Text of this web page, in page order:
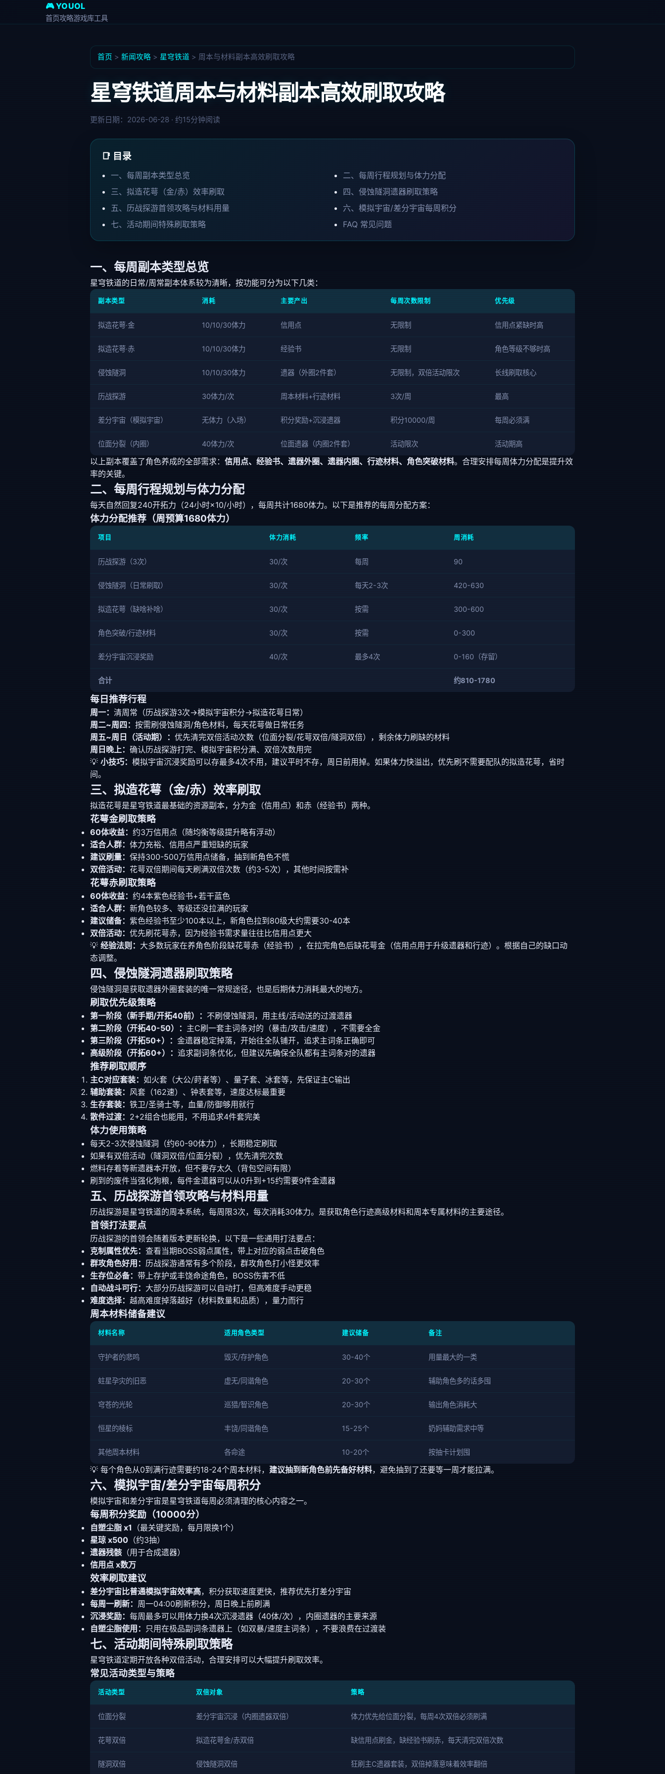
🎮 YOUOL
首页攻略游戏库工具
首页 > 新闻攻略 > 星穹铁道 > 周本与材料副本高效刷取攻略
星穹铁道周本与材料副本高效刷取攻略
更新日期：2026-06-28 · 约15分钟阅读
📑 目录
一、每周副本类型总览
二、每周行程规划与体力分配
三、拟造花萼（金/赤）效率刷取
四、侵蚀隧洞遗器刷取策略
五、历战探游首领攻略与材料用量
六、模拟宇宙/差分宇宙每周积分
七、活动期间特殊刷取策略
FAQ 常见问题
一、每周副本类型总览
星穹铁道的日常/周常副本体系较为清晰，按功能可分为以下几类：
副本类型 消耗 主要产出 每周次数限制 优先级
拟造花萼·金 10/10/30体力 信用点 无限制 信用点紧缺时高
拟造花萼·赤 10/10/30体力 经验书 无限制 角色等级不够时高
侵蚀隧洞 10/10/30体力 遗器（外圈2件套） 无限制，双倍活动限次 长线刷取核心
历战探游 30体力/次 周本材料+行迹材料 3次/周 最高
差分宇宙（模拟宇宙） 无体力（入场） 积分奖励+沉浸遗器 积分10000/周 每周必须满
位面分裂（内圈） 40体力/次 位面遗器（内圈2件套） 活动限次 活动期高
以上副本覆盖了角色养成的全部需求： 信用点、经验书、遗器外圈、遗器内圈、行迹材料、角色突破材料。合理安排每周体力分配是提升效
率的关键。
二、每周行程规划与体力分配
每天自然回复240开拓力（24小时×10/小时），每周共计1680体力。以下是推荐的每周分配方案：
体力分配推荐（周预算1680体力）
项目 体力消耗 频率 周消耗
历战探游（3次） 30/次 每周 90
侵蚀隧洞（日常刷取） 30/次 每天2-3次 420-630
拟造花萼（缺啥补啥） 30/次 按需 300-600
角色突破/行迹材料 30/次 按需 0-300
差分宇宙沉浸奖励 40/次 最多4次 0-160（存留）
合计 约810-1780
每日推荐行程
周一： 清周常（历战探游3次→模拟宇宙积分→拟造花萼日常）
周二~周四： 按需刷侵蚀隧洞/角色材料，每天花萼做日常任务
周五~周日（活动期）： 优先清完双倍活动次数（位面分裂/花萼双倍/隧洞双倍），剩余体力刷缺的材料
周日晚上： 确认历战探游打完、模拟宇宙积分满、双倍次数用完
💡 小技巧： 模拟宇宙沉浸奖励可以存最多4次不用，建议平时不存，周日前用掉。如果体力快溢出，优先刷不需要配队的拟造花萼，省时
间。
三、拟造花萼（金/赤）效率刷取
拟造花萼是星穹铁道最基础的资源副本，分为金（信用点）和赤（经验书）两种。
花萼金刷取策略
60体收益： 约3万信用点（随均衡等级提升略有浮动）
适合人群： 体力充裕、信用点严重短缺的玩家
建议刷量： 保持300-500万信用点储备，抽到新角色不慌
双倍活动： 花萼双倍期间每天刷满双倍次数（约3-5次），其他时间按需补
花萼赤刷取策略
60体收益： 约4本紫色经验书+若干蓝色
适合人群： 新角色较多、等级还没拉满的玩家
建议储备： 紫色经验书至少100本以上，新角色拉到80级大约需要30-40本
双倍活动： 优先刷花萼赤，因为经验书需求量往往比信用点更大
💡 经验法则： 大多数玩家在养角色阶段缺花萼赤（经验书），在拉完角色后缺花萼金（信用点用于升级遗器和行迹）。根据自己的缺口动
态调整。
四、侵蚀隧洞遗器刷取策略
侵蚀隧洞是获取遗器外圈套装的唯一常规途径，也是后期体力消耗最大的地方。
刷取优先级策略
第一阶段（新手期/开拓40前）： 不刷侵蚀隧洞，用主线/活动送的过渡遗器
第二阶段（开拓40-50）： 主C刷一套主词条对的（暴击/攻击/速度），不需要全金
第三阶段（开拓50+）： 金遗器稳定掉落，开始往全队铺开，追求主词条正确即可
高级阶段（开拓60+）： 追求副词条优化，但建议先确保全队都有主词条对的遗器
推荐刷取顺序
主C对应套装： 如火套（大公/莳者等）、量子套、冰套等，先保证主C输出
辅助套装： 风套（162速）、钟表套等，速度达标最重要
生存套装： 铁卫/圣骑士等，血量/防御够用就行
散件过渡： 2+2组合也能用，不用追求4件套完美
体力使用策略
每天2-3次侵蚀隧洞（约60-90体力），长期稳定刷取
如果有双倍活动（隧洞双倍/位面分裂），优先清完次数
燃料存着等新遗器本开放，但不要存太久（背包空间有限）
刷到的废件当强化狗粮，每件金遗器可以从0升到+15约需要9件金遗器
五、历战探游首领攻略与材料用量
历战探游是星穹铁道的周本系统，每周限3次，每次消耗30体力。是获取角色行迹高级材料和周本专属材料的主要途径。
首领打法要点
历战探游的首领会随着版本更新轮换，以下是一些通用打法要点：
克制属性优先： 查看当期BOSS弱点属性，带上对应的弱点击破角色
群攻角色好用： 历战探游通常有多个阶段，群攻角色打小怪更效率
生存位必备： 带上存护或丰饶命途角色，BOSS伤害不低
自动战斗可行： 大部分历战探游可以自动打，但高难度手动更稳
难度选择： 越高难度掉落越好（材料数量和品质），量力而行
周本材料储备建议
材料名称 适用角色类型 建议储备 备注
守护者的悲鸣 毁灭/存护角色 30-40个 用量最大的一类
蛀星孕灾的旧恶 虚无/同谐角色 20-30个 辅助角色多的话多囤
穹苍的光轮 巡猎/智识角色 20-30个 输出角色消耗大
恒星的棱标 丰饶/同谐角色 15-25个 奶妈辅助需求中等
其他周本材料 各命途 10-20个 按抽卡计划囤
💡 每个角色从0到满行迹需要约18-24个周本材料， 建议抽到新角色前先备好材料，避免抽到了还要等一周才能拉满。
六、模拟宇宙/差分宇宙每周积分
模拟宇宙和差分宇宙是星穹铁道每周必须清理的核心内容之一。
每周积分奖励（10000分）
自塑尘脂 x1 （最关键奖励，每月限换1个）
星琼 x500 （约3抽）
遗器残骸 （用于合成遗器）
信用点 x数万
效率刷取建议
差分宇宙比普通模拟宇宙效率高，积分获取速度更快，推荐优先打差分宇宙
每周一刷新： 周一04:00刷新积分，周日晚上前刷满
沉浸奖励： 每周最多可以用体力换4次沉浸遗器（40体/次），内圈遗器的主要来源
自塑尘脂使用： 只用在极品副词条遗器上（如双暴/速度主词条），不要浪费在过渡装
七、活动期间特殊刷取策略
星穹铁道定期开放各种双倍活动，合理安排可以大幅提升刷取效率。
常见活动类型与策略
活动类型 双倍对象 策略
位面分裂 差分宇宙沉浸（内圈遗器双倍） 体力优先给位面分裂，每周4次双倍必须刷满
花萼双倍 拟造花萼金/赤双倍 缺信用点刷金，缺经验书刷赤，每天清完双倍次数
隧洞双倍 侵蚀隧洞双倍 狂刷主C遗器套装，双倍掉落意味着效率翻倍